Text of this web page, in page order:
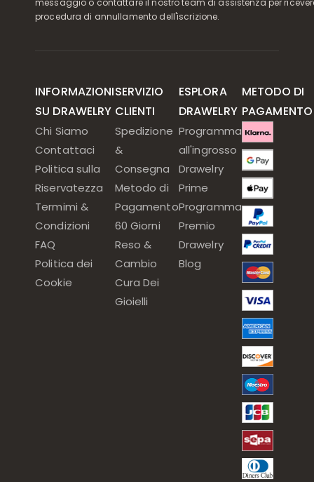
messaggio o contattare il nostro team di assistenza per
procedura di annullamento dell'iscrizione.
INFORMAZIONI
SU DRAWELRY
Chi Siamo
Contattaci
Politica sulla
Riservatezza
Termimi &
Condizioni
FAQ
Politica dei
Cookie
SERVIZIO
CLIENTI
Spedizione
&
Consegna
Metodo di
Pagamento
60 Giorni
Reso &
Cambio
Cura Dei
Gioielli
ESPLORA
DRAWELRY
Programma
all'ingrosso
Drawelry
Prime
Programma
Premio
Drawelry
Blog
METODO DI
PAGAMENTO